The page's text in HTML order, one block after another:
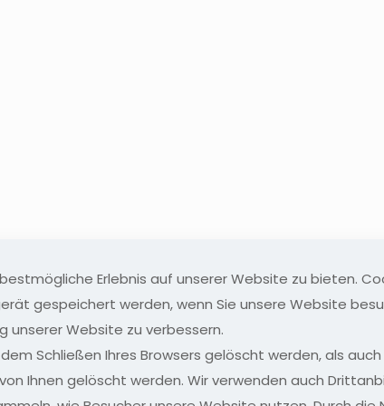
Erlebnis auf unserer Website zu bieten.
gespeichert werden, wenn Sie unsere Website
unserer Website zu verbessern.
Schließen Ihres Browsers gelöscht werden, als
Ihnen gelöscht werden. Wir verwenden auch